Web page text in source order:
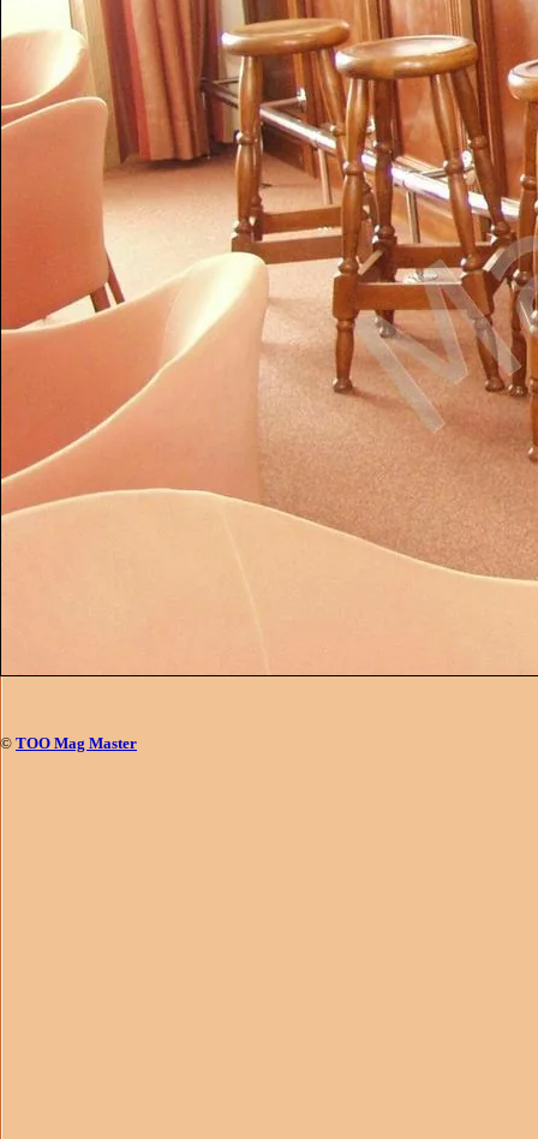
© ТОО Mag Master